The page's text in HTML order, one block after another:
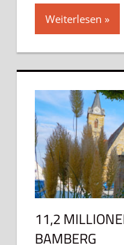
Weiterlesen
11,2
BAMBERG